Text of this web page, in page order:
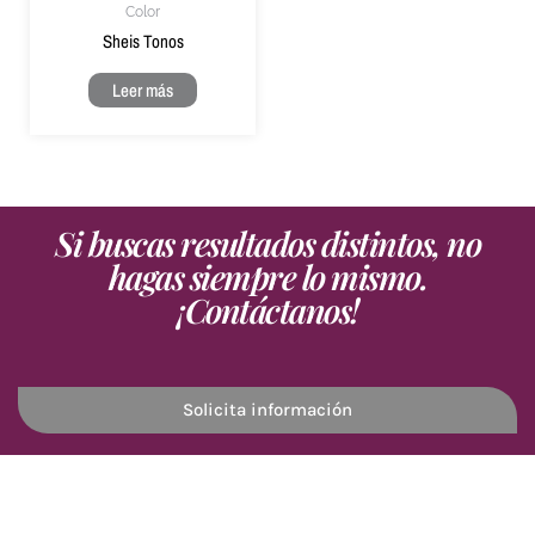
Color
Sheis Tonos
Leer más
Si buscas resultados distintos, no
hagas siempre lo mismo.
¡Contáctanos!
Solicita información